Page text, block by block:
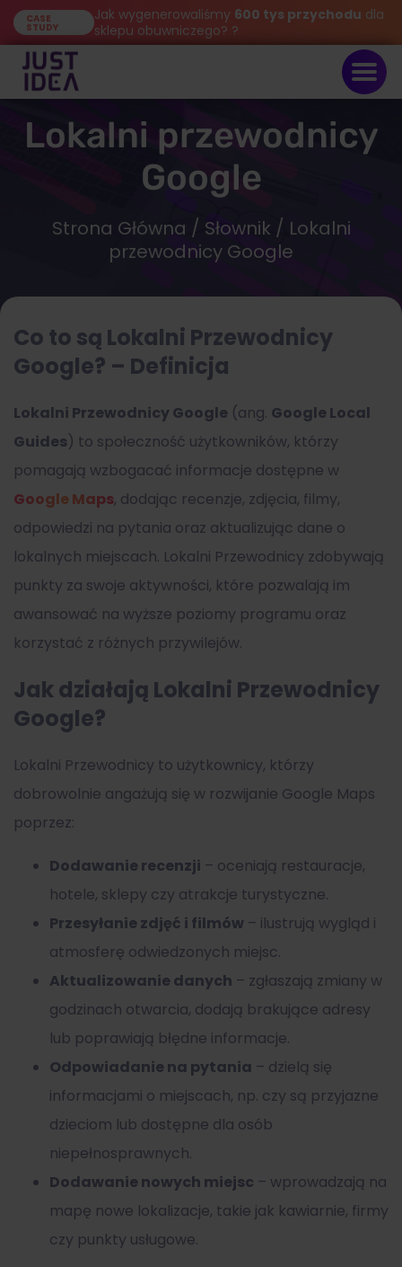
CASE
STUDY
Jak wygenerowaliśmy 600 tys przychodu dla
sklepu obuwniczego? ?
Lokalni przewodnicy
Google
Strona Główna / Słownik / Lokalni
przewodnicy Google
Co to są Lokalni Przewodnicy
Google? – Definicja
Lokalni Przewodnicy Google (ang. Google Local
Guides) to społeczność użytkowników, którzy
pomagają wzbogacać informacje dostępne w
Google Maps, dodając recenzje, zdjęcia, filmy,
odpowiedzi na pytania oraz aktualizując dane o
lokalnych miejscach. Lokalni Przewodnicy zdobywają
punkty za swoje aktywności, które pozwalają im
awansować na wyższe poziomy programu oraz
korzystać z różnych przywilejów.
Jak działają Lokalni Przewodnicy
Google?
Lokalni Przewodnicy to użytkownicy, którzy
dobrowolnie angażują się w rozwijanie Google Maps
poprzez:
Dodawanie recenzji – oceniają restauracje,
hotele, sklepy czy atrakcje turystyczne.
Przesyłanie zdjęć i filmów – ilustrują wygląd i
atmosferę odwiedzonych miejsc.
Aktualizowanie danych – zgłaszają zmiany w
godzinach otwarcia, dodają brakujące adresy
lub poprawiają błędne informacje.
Odpowiadanie na pytania – dzielą się
informacjami o miejscach, np. czy są przyjazne
dzieciom lub dostępne dla osób
niepełnosprawnych.
Dodawanie nowych miejsc – wprowadzają na
mapę nowe lokalizacje, takie jak kawiarnie, firmy
czy punkty usługowe.